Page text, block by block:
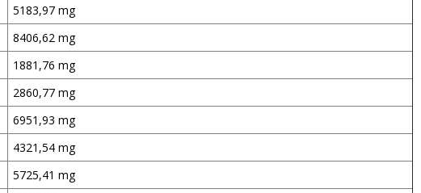
5183,97 mg
8406,62 mg
1881,76 mg
2860,77 mg
6951,93 mg
4321,54 mg
5725,41 mg